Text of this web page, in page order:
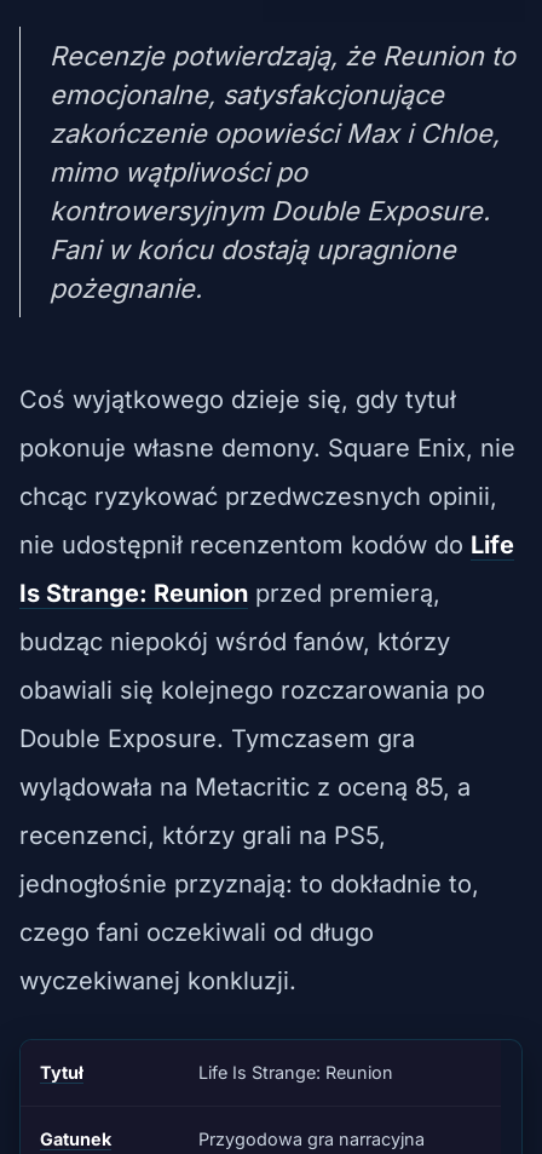
Recenzje potwierdzają, że Reunion to
emocjonalne, satysfakcjonujące
zakończenie opowieści Max i Chloe,
mimo wątpliwości po
kontrowersyjnym Double Exposure.
Fani w końcu dostają upragnione
pożegnanie.
Coś wyjątkowego dzieje się, gdy tytuł
pokonuje własne demony. Square Enix, nie
chcąc ryzykować przedwczesnych opinii,
nie udostępnił recenzentom kodów do Life
Is Strange: Reunion przed premierą,
budząc niepokój wśród fanów, którzy
obawiali się kolejnego rozczarowania po
Double Exposure. Tymczasem gra
wylądowała na Metacritic z oceną 85, a
recenzenci, którzy grali na PS5,
jednogłośnie przyznają: to dokładnie to,
czego fani oczekiwali od długo
wyczekiwanej konkluzji.
Tytuł Life Is Strange: Reunion
Gatunek Przygodowa gra narracyjna